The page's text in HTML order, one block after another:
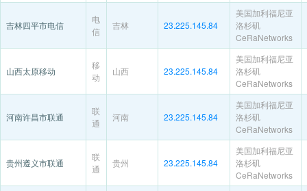
吉林四平市电信
电
信
吉林 23.225.145.84
美国加利福尼亚
洛杉矶
CeRaNetworks
山西太原移动
移
动
山西 23.225.145.84
美国加利福尼亚
洛杉矶
CeRaNetworks
河南许昌市联通
联
通
河南 23.225.145.84
美国加利福尼亚
洛杉矶
CeRaNetworks
贵州遵义市联通
联
通
贵州 23.225.145.84
美国加利福尼亚
洛杉矶
CeRaNetworks